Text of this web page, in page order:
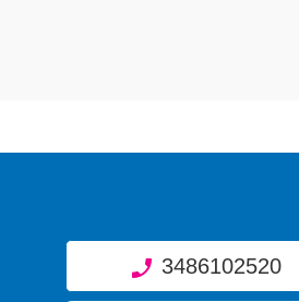
3486102520